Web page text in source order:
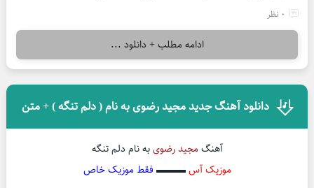
0 نظر
ادامه مطلب + دانلود ...
دانلود آهنگ جدید مجید رضوی به نام ( دلم تنگه ) + متن
آهنگمجید رضویبه نام دلم تنگه
موزیک آس▬▬▬ فقط موزیک خاص